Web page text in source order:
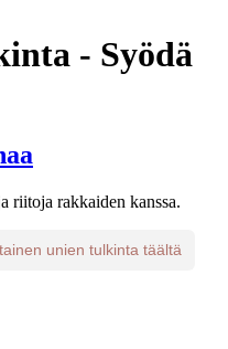
- Syödä
riitoja rakkaiden kanssa.
unien tulkinta täältä